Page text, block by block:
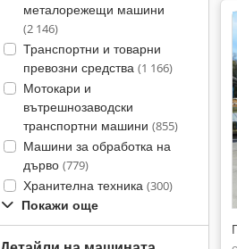
металорежещи машини
(2 146)
Транспортни и товарни
превозни средства (1 166)
Мотокари и
вътрешнозаводски
транспортни машини (855)
Машини за обработка на
дърво (779)
Хранителна техника (300)
Покажи още